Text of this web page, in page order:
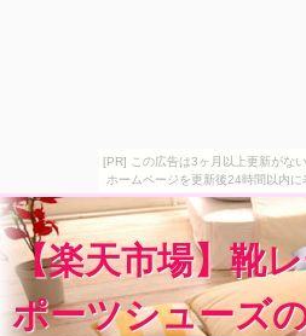
[PR] この広告は3ヶ月以上更新がな
ホームページを更新後24時間以内に
【楽天市場】靴
ポーツシューズ